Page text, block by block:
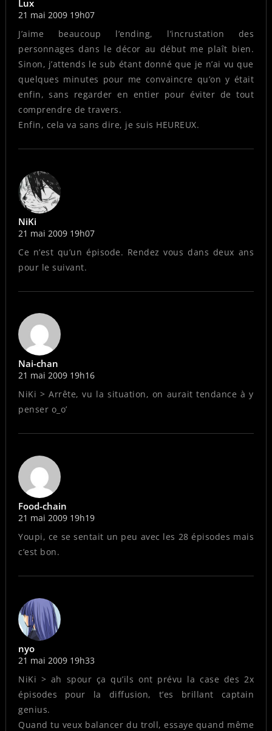
Lux
21 mai 2009 19h07
J’aime beaucoup l’ending, l’incrustation des
personnages dans le décor au début me plaît bien.
Sinon, j’attends le sub étant donné que je n’ai vu que
quelques minutes pour me convaincre qu’on y était
enfin, sans regarder en entier pour éviter de tout
comprendre de travers.
Enfin, cela va sans dire, je suis HEUREUX.
NiKi
21 mai 2009 19h07
Ce n’est qu’un épisode. Rendez vous dans deux ans
pour le suivant.
Nai-chan
21 mai 2009 19h16
NiKi > Arrête, vu la situation, on aurait tendance à y
penser o_o’
Food-chain
21 mai 2009 19h19
Youpi, ce se sentait un peu avec les 28 épisodes mais
c’est bon.
nyo
21 mai 2009 19h33
NiKi > ah spour ça qu’ils ont prévu la case des 2x
épisodes pour la diffusion, t’es brillant captain
genius.
Quand tu veux balancer du troll, essaye quand même